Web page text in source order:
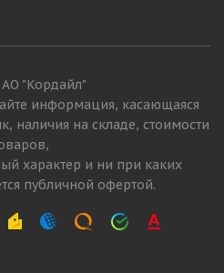
"Кордайл"
информация, касающаяся
наличия на складе, стоимости
характер и ни при каких
публичной офертой.